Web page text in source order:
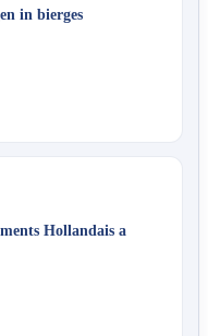
in bierges
Hollandais a